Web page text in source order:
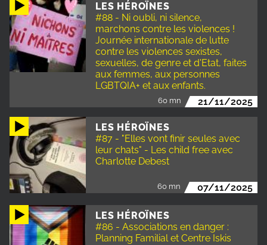
LES HÉROÏNES
#88 - Ni oubli, ni silence,
marchons contre les violences !
Journée internationale de lutte
contre les violences sexistes,
sexuelles, de genre et d'Etat, faites
aux femmes, aux personnes
LGBTQIA+ et aux enfants.
60 mn 21/11/2025
LES HÉROÏNES
#87 - "Elles vont finir seules avec
leur chats" - Les child free avec
Charlotte Debest
60 mn 07/11/2025
LES HÉROÏNES
#86 - Associations en danger :
Planning Familial et Centre Iskis